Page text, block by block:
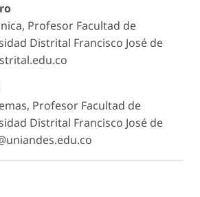
Profesor Facultad de
Distrital Francisco José de
Profesor Facultad de
Distrital Francisco José de